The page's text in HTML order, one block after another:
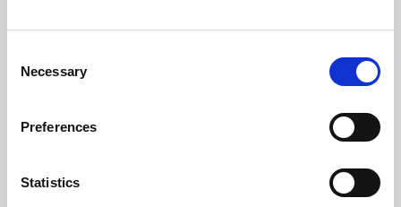
Selection
Necessary
Preferences
Statistics
Vejl. pris: 3.999,- DKK